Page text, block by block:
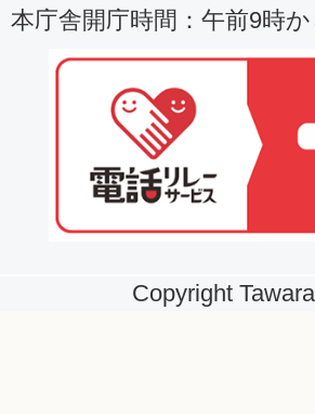
本庁舎開庁時間：午前9時
Copyright